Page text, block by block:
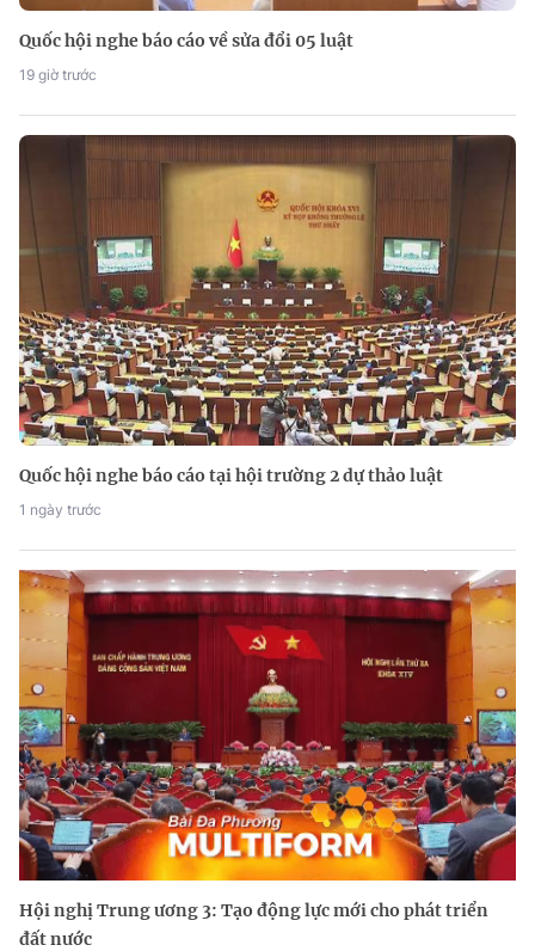
Quốc hội nghe báo cáo về sửa đổi 05 luật
19 giờ trước
Quốc hội nghe báo cáo tại hội trường 2 dự thảo luật
1 ngày trước
Hội nghị Trung ương 3: Tạo động lực mới cho phát triển
đất nước